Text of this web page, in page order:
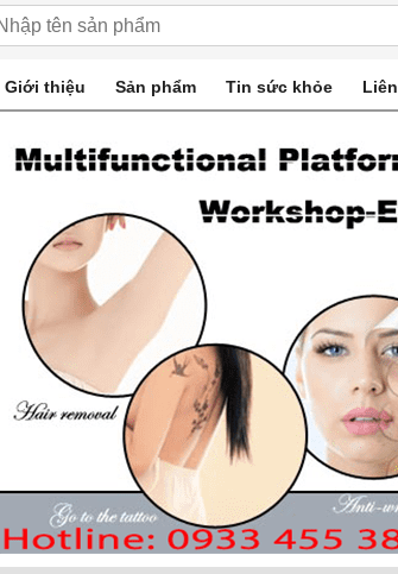
Giới thiệu Sản phẩm Tin sức khỏe